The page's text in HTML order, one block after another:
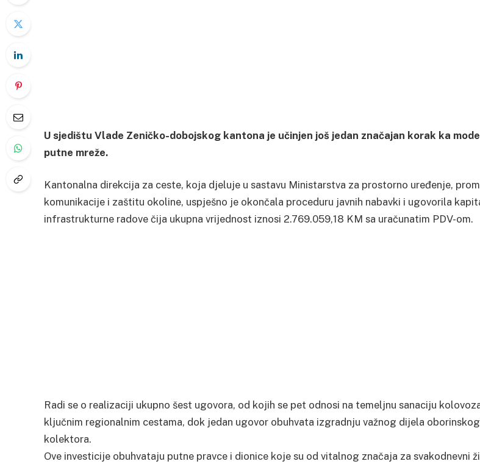
U sjedištu Vlade Zeničko-dobojskog kantona je učinjen još jedan značajan korak ka
putne mreže.
Kantonalna direkcija za ceste, koja djeluje u sastavu Ministarstva za prostorno uređenje,
komunikacije i zaštitu okoline, uspješno je okončala proceduru javnih nabavki i ugovorila
infrastrukturne radove čija ukupna vrijednost iznosi 2.769.059,18 KM sa uračunatim PDV-om.
Radi se o realizaciji ukupno šest ugovora, od kojih se pet odnosi na temeljnu sanaciju
ključnim regionalnim cestama, dok jedan ugovor obuhvata izgradnju važnog dijela oborinskog
kolektora.
Ove investicije obuhvataju putne pravce i dionice koje su od vitalnog značaja za svakodnevni